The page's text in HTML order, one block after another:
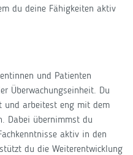
du deine Fähigkeiten aktiv
und Patienten
Überwachungseinheit. Du
und arbeitest eng mit dem
Dabei übernimmst du
aktiv in den
du die Weiterentwicklung